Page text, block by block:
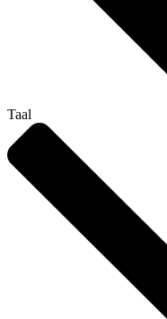
Taal